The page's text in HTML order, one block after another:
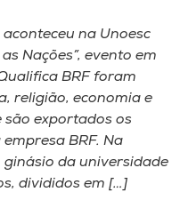
na Unoesc
Nações”, evento em
BRF foram
religião, economia e
exportados os
BRF. Na
da universidade
divididos em […]